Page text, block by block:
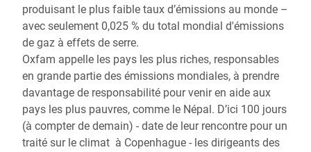
produisant le plus faible taux d’émissions au monde –
avec seulement 0,025 % du total mondial d'émissions
de gaz à effets de serre.
Oxfam appelle les pays les plus riches, responsables
en grande partie des émissions mondiales, à prendre
davantage de responsabilité pour venir en aide aux
pays les plus pauvres, comme le Népal. D’ici 100 jours
(à compter de demain) - date de leur rencontre pour un
traité sur le climat à Copenhague - les dirigeants des